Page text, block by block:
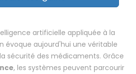
artificielle appliquée à la
évoque aujourd'hui une véritable
sécurité des médicaments. Grâce
, les systèmes peuvent parcourir